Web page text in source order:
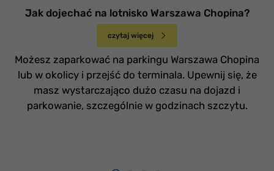
Jak dojechać na lotnisko Warszawa Chopina?
czytaj więcej
Możesz zaparkować na parkingu Warszawa Chopina
lub w okolicy i przejść do terminala. Upewnij się, że
masz wystarczająco dużo czasu na dojazd i
parkowanie, szczególnie w godzinach szczytu.